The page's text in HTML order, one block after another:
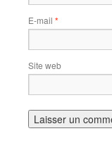
E-mail *
Site web